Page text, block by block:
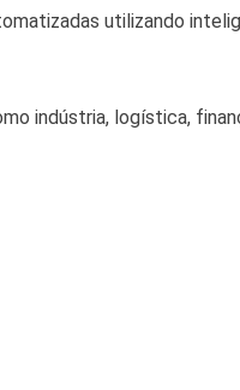
utilizando
indústria, logística,